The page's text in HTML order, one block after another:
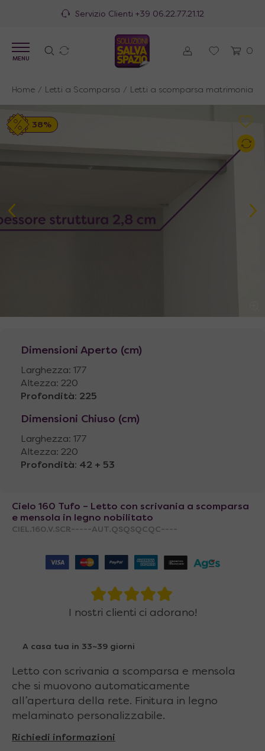
100% Made in Italy
0
MENU
Home / Letti a Scomparsa / Letti a scomparsa matrimoniali
38%
Dimensioni Aperto (cm)
Larghezza: 177
Altezza: 220
Profondità: 225
Dimensioni Chiuso (cm)
Larghezza: 177
Altezza: 220
Profondità: 42 + 53
Cielo 160 Tufo – Letto con scrivania a scomparsa
e mensola in legno nobilitato
CIEL.160.V.SCR-----AUT.QSQSQCQC----
I nostri clienti ci adorano!
A casa tua in 33~39 giorni
Letto con scrivania a scomparsa e mensola
che si muovono automaticamente
all’apertura della rete. Finitura in legno
melaminato personalizzabile.
Richiedi informazioni